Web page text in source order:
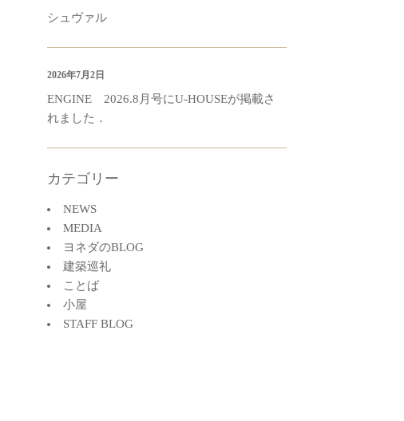
シュヴァル
ENGINE 2026.8月号にU-HOUSEが掲載さ
れました．
2026年7月2日
カテゴリー
NEWS
MEDIA
ヨネダのBLOG
建築巡礼
ことば
小屋
STAFF BLOG